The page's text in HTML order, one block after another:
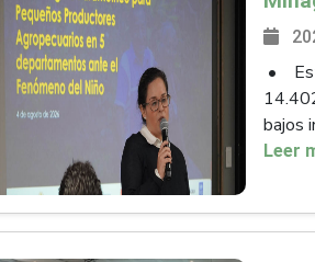
•
bajos
Leer